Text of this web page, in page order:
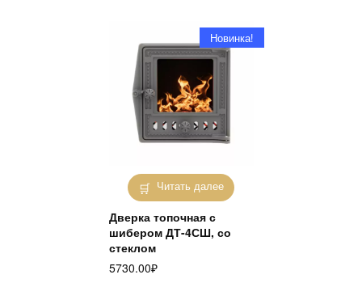
Читать далее
Новинка!
Дверка топочная с
шибером ДТ-4СШ, со
стеклом
5730.00₽